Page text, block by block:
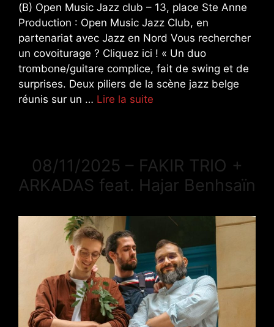
(B) Open Music Jazz club – 13, place Ste Anne
Production : Open Music Jazz Club, en
partenariat avec Jazz en Nord Vous rechercher
un covoiturage ? Cliquez ici ! « Un duo
trombone/guitare complice, fait de swing et de
surprises. Deux piliers de la scène jazz belge
réunis sur un … Lire la suite
08/11/2025 – FAKIR TRIO +
ARKADAS feat. Hajar Benhsaïn